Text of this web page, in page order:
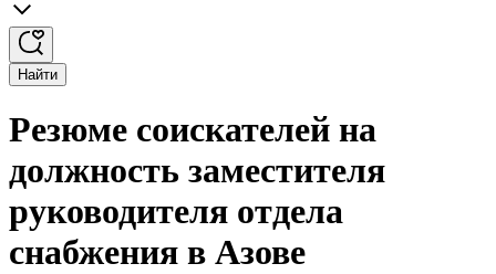
Найти
Резюме соискателей на
должность заместителя
руководителя отдела
снабжения в Азове